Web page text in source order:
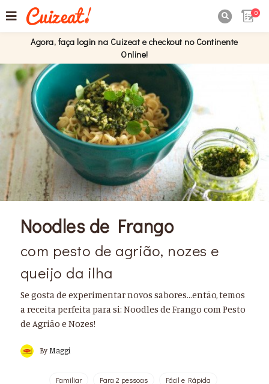
0
Agora, faça login na Cuizeat e checkout no Continente
Online!
Noodles de Frango
com pesto de agrião, nozes e
queijo da ilha
Se gosta de experimentar novos sabores...então, temos
a receita perfeita para si: Noodles de Frango com Pesto
de Agrião e Nozes!
By Maggi
Familiar Para 2 pessoas Fácil e Rápida